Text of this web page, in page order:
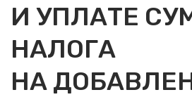
И УПЛАТЕ
НАЛОГА
НА